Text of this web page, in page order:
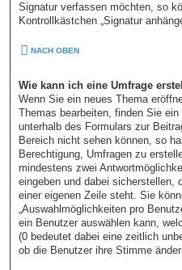
Signatur verfassen möchten, so
Kontrollkästchen „Signatur
NACH OBEN
Wie kann ich eine Umfrage
Wenn Sie ein neues Thema
Themas bearbeiten, finden Sie ein
unterhalb des Formulars zur
Bereich nicht sehen können, so
Berechtigung, Umfragen zu
mindestens zwei
eingeben und dabei sicherstellen,
einer eigenen Zeile steht. Sie
„Auswahlmöglichkeiten pro
ein Benutzer auswählen kann,
(0 bedeutet dabei eine zeitlich
ob die Benutzer ihre Stimme